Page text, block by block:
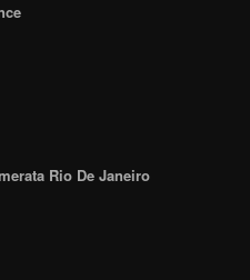
Rio De Janeiro